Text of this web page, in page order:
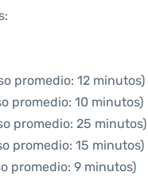
promedio: 12 minutos)
promedio: 10 minutos)
promedio: 25 minutos)
promedio: 15 minutos)
promedio: 9 minutos)